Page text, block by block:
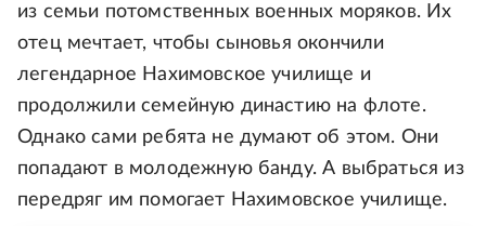
из семьи потомственных военных моряков. Их
отец мечтает, чтобы сыновья окончили
легендарное Нахимовское училище и
продолжили семейную династию на флоте.
Однако сами ребята не думают об этом. Они
попадают в молодежную банду. А выбраться из
передряг им помогает Нахимовское училище.